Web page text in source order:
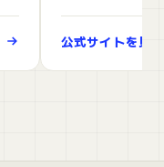
公式サイトを見る